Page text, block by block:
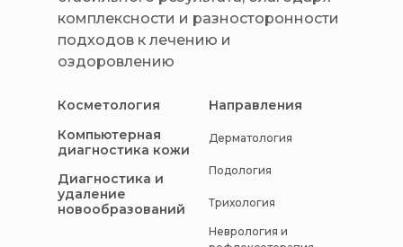
Косметология Направления
Компьютерная
диагностика кожи
Диагностика и
удаление
новообразований
Дерматология
Подология
Трихология
Неврология и
комплексности и разносторонности
подходов к лечению и
оздоровлению